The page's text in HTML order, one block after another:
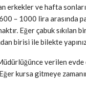
erkekler ve hafta
– 1000 lira arasında
Eğer çabuk sıkılan
birisi ile bilekte
verilen
kursa gitmeye